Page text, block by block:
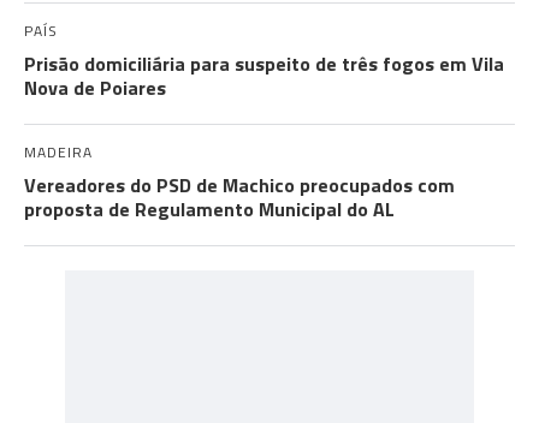
PAÍS
Prisão domiciliária para suspeito de três fogos em Vila
Nova de Poiares
MADEIRA
Vereadores do PSD de Machico preocupados com
proposta de Regulamento Municipal do AL